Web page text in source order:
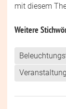
mit diesem
Weitere